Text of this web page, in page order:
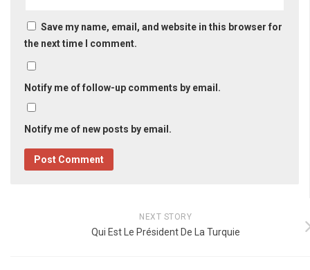
Save my name, email, and website in this browser for
the next time I comment.
Notify me of follow-up comments by email.
Notify me of new posts by email.
NEXT STORY
Qui Est Le Président De La Turquie